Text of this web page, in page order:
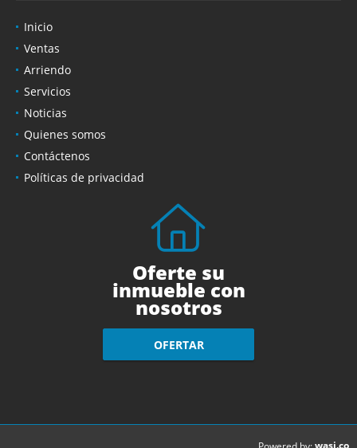
Inicio
Ventas
Arriendo
Servicios
Noticias
Quienes somos
Contáctenos
Políticas de privacidad
Oferte su
inmueble con
nosotros
OFERTAR
wasi.co